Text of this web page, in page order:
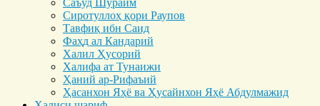
Саъуд Шурайм
Сиротуллоҳ қори Раупов
Тавфиқ ибн Саид
Фаҳд ал Кандарий
Халил Ҳусорий
Халифа ат Тунаижи
Ҳаний ар-Рифаъий
Ҳасанхон Яҳё ва Ҳусайнхон Яҳё Абдулмажид